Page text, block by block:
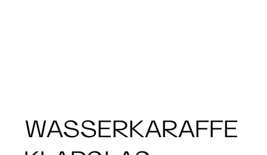
WASSERKARAFFE